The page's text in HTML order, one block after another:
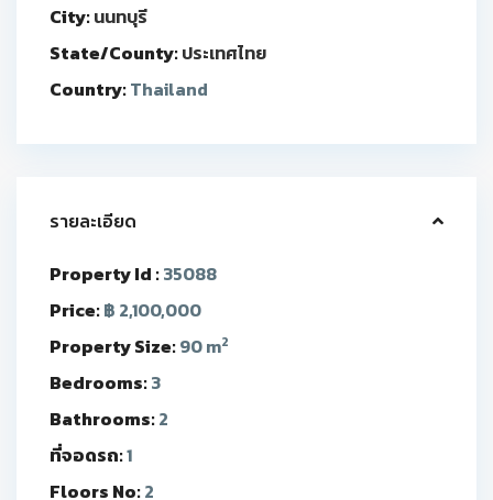
City:นนทบุรี
State/County:ประเทศไทย
Country:Thailand
รายละเอียด
Property Id :35088
Price:฿ 2,100,000
Property Size:90 m2
Bedrooms:3
Bathrooms:2
ที่จอดรถ:1
Floors No:2